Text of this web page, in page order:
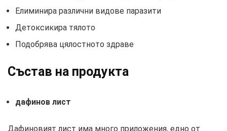
Елиминира различни видове паразити
Детоксикира тялото
Подобрява цялостното здраве
Състав на продукта
дафинов лист
Дафиновият лист има много приложения, едно от